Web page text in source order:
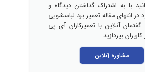
با به اشتراک گذاشتن دیدگاه و
انتهای مقاله تعمیر برد لباسشویی
آنلاین با تعمیرکاران آی پی
بپردازید.
مشاوره آنلاین